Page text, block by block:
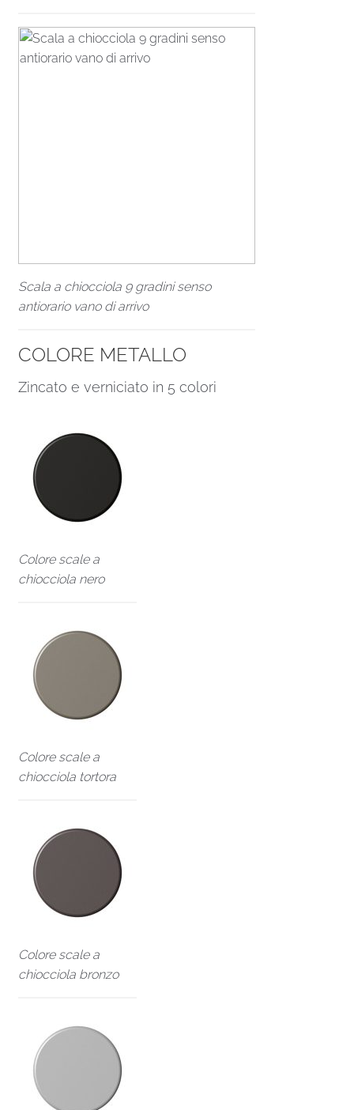
Scala a chiocciola 9 gradini senso
antiorario vano di arrivo
COLORE METALLO
Zincato e verniciato in 5 colori
Colore scale a
chiocciola nero
Colore scale a
chiocciola tortora
Colore scale a
chiocciola bronzo